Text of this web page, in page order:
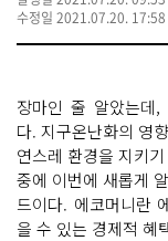
표
소
털
수정일 2021.07.20. 17:58
장마인 줄 알았는데
다. 지구온난화의 영
연스레 환경을 지키
중에 이번에 새롭게
드이다. 에코머니란
을 수 있는 경제적 혜